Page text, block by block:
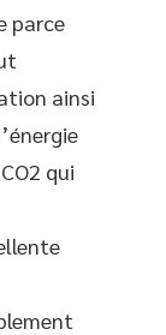
parce
ainsi
qui